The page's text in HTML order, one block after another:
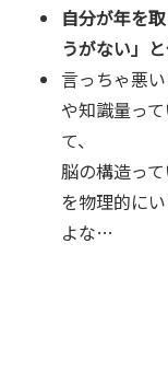
自分が年を
うがない」
言っちゃ悪
や知識量っ
て、
脳の構造っ
を物理的に
よな…